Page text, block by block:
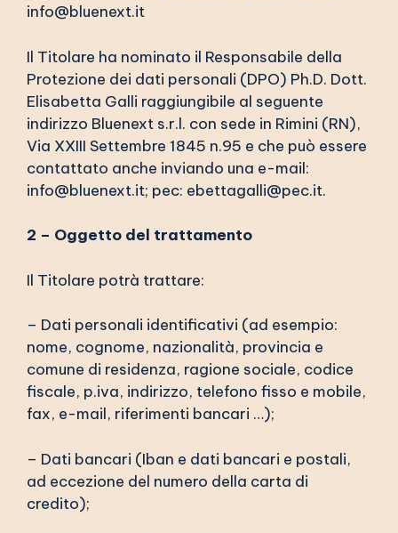
info@bluenext.it
Il Titolare ha nominato il Responsabile della
Protezione dei dati personali (DPO) Ph.D. Dott.
Elisabetta Galli raggiungibile al seguente
indirizzo Bluenext s.r.l. con sede in Rimini (RN),
Via XXIII Settembre 1845 n.95 e che può essere
contattato anche inviando una e-mail:
info@bluenext.it; pec: ebettagalli@pec.it.
2 – Oggetto del trattamento
Il Titolare potrà trattare:
– Dati personali identificativi (ad esempio:
nome, cognome, nazionalità, provincia e
comune di residenza, ragione sociale, codice
fiscale, p.iva, indirizzo, telefono fisso e mobile,
fax, e-mail, riferimenti bancari …);
– Dati bancari (Iban e dati bancari e postali,
ad eccezione del numero della carta di
credito);